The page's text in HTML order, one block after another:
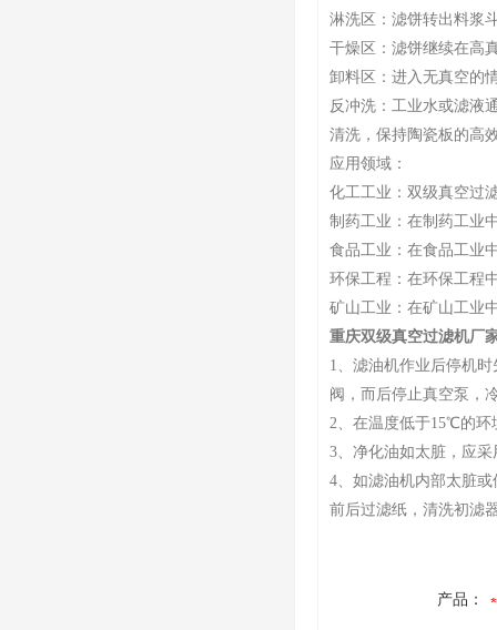
淋洗区：滤饼转出料浆
干燥区：滤饼继续在高
卸料区：进入无真空的
反冲洗：工业水或滤液
清洗，保持陶瓷板的高
应用领域：
化工工业：双级真空过
制药工业：在制药工业
食品工业：在食品工业
环保工程：在环保工程
矿山工业：在矿山工业
重庆双级真空过滤机厂
1、滤油机作业后停机
阀，而后停止真空泵，
2、在温度低于15℃的环
3、净化油如太脏，应
4、如滤油机内部太脏
前后过滤纸，清洗初滤
产品：